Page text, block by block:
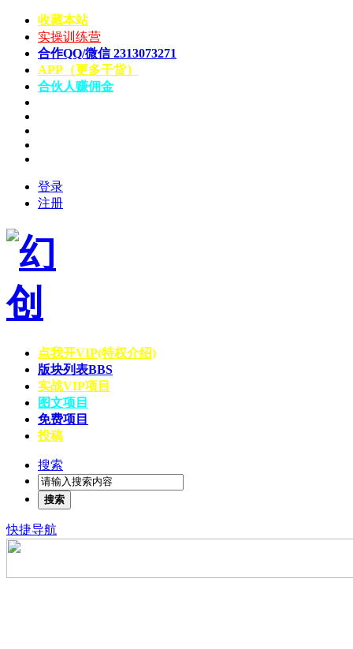
收藏本站
实操训练营
合作QQ/微信 2313073271
APP（更多干货）
合伙人赚佣金
登录
注册
点我开VIP(特权介绍)
版块列表BBS
实战VIP项目
图文项目
免费项目
投稿
搜索
搜索
快捷导航